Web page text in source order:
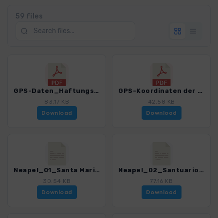
59 files
GPS-Daten_Haftungsausschluss-Nutzungsbedingungen_WF_Golf von Neapel_4200_7.pdf
83.17 KB
Download
GPS-Koordinaten der Ausgangspunkte_4200_7.pdf
42.58 KB
Download
Neapel_01_Santa Maria de Olearia_4200_7.gpx
30.54 KB
Download
Neapel_02_Santuario dell'Avvocata_4200_7.gpx
77.16 KB
Download